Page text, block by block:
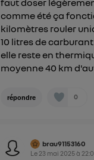
faut doser
comme été ça
kilomètres rouler
10 litres de
elle reste en
moyenne 40 km
répondre 0
brau91153160
Le 23 mai 2025à